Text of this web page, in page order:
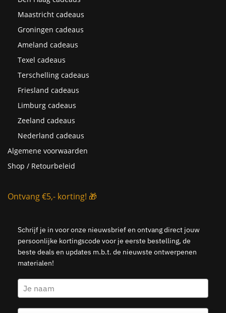
Maastricht cadeaus
Groningen cadeaus
Ameland cadeaus
Texel cadeaus
Terschelling cadeaus
Friesland cadeaus
Limburg cadeaus
Zeeland cadeaus
Nederland cadeaus
Algemene voorwaarden
Shop / Retourbeleid
Ontvang €5,- korting! 🎁
Schrijf je in voor onze nieuwsbrief en ontvang direct jouw
persoonlijke kortingscode voor je eerste bestelling, de
beste deals en updates m.b.t. de nieuwste ontwerpenen
materialen!